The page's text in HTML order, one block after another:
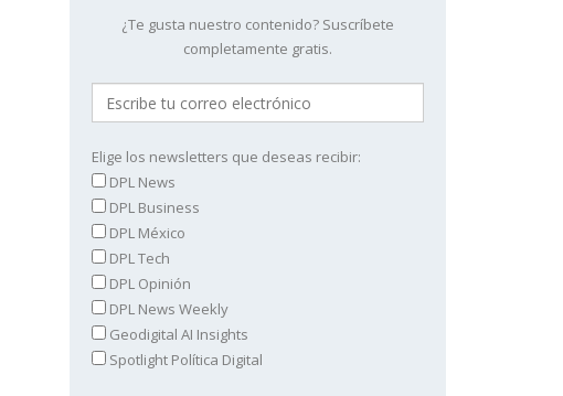
¿Te gusta nuestro contenido? Suscríbete
completamente gratis.
Elige los newsletters que deseas recibir:
DPL News
DPL Business
DPL México
DPL Tech
DPL Opinión
DPL News Weekly
Geodigital AI Insights
Spotlight Política Digital